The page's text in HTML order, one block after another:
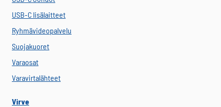
USB-C lisälaitteet
Ryhmävideopalvelu
Suojakuoret
Varaosat
Varavirtalähteet
Virve